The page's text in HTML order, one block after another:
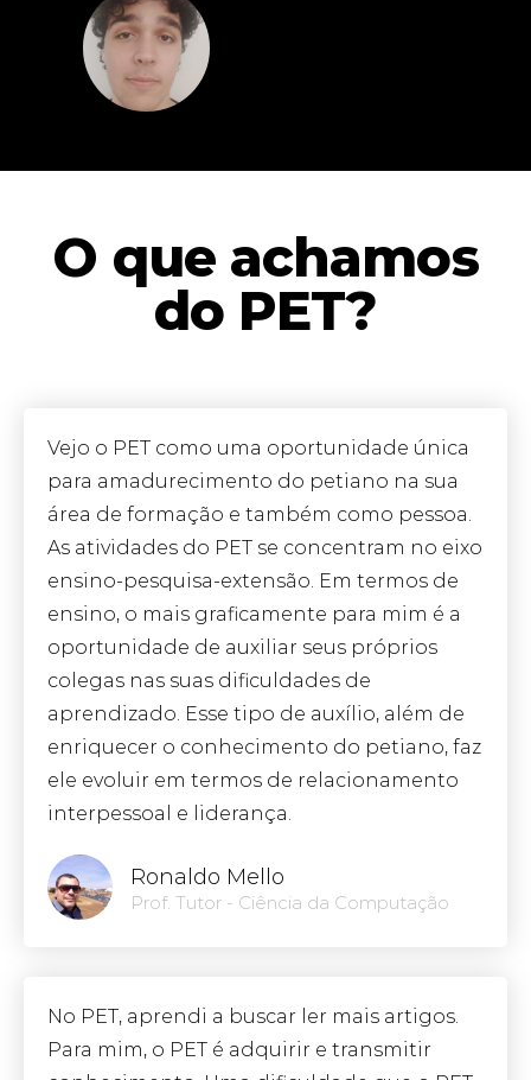
O que achamos
do PET?
Vejo o PET como uma oportunidade única
para amadurecimento do petiano na sua
área de formação e também como pessoa.
As atividades do PET se concentram no eixo
ensino-pesquisa-extensão. Em termos de
ensino, o mais graficamente para mim é a
oportunidade de auxiliar seus próprios
colegas nas suas dificuldades de
aprendizado. Esse tipo de auxílio, além de
enriquecer o conhecimento do petiano, faz
ele evoluir em termos de relacionamento
interpessoal e liderança.
Ronaldo Mello
Prof. Tutor - Ciência da Computação
No PET, aprendi a buscar ler mais artigos.
Para mim, o PET é adquirir e transmitir